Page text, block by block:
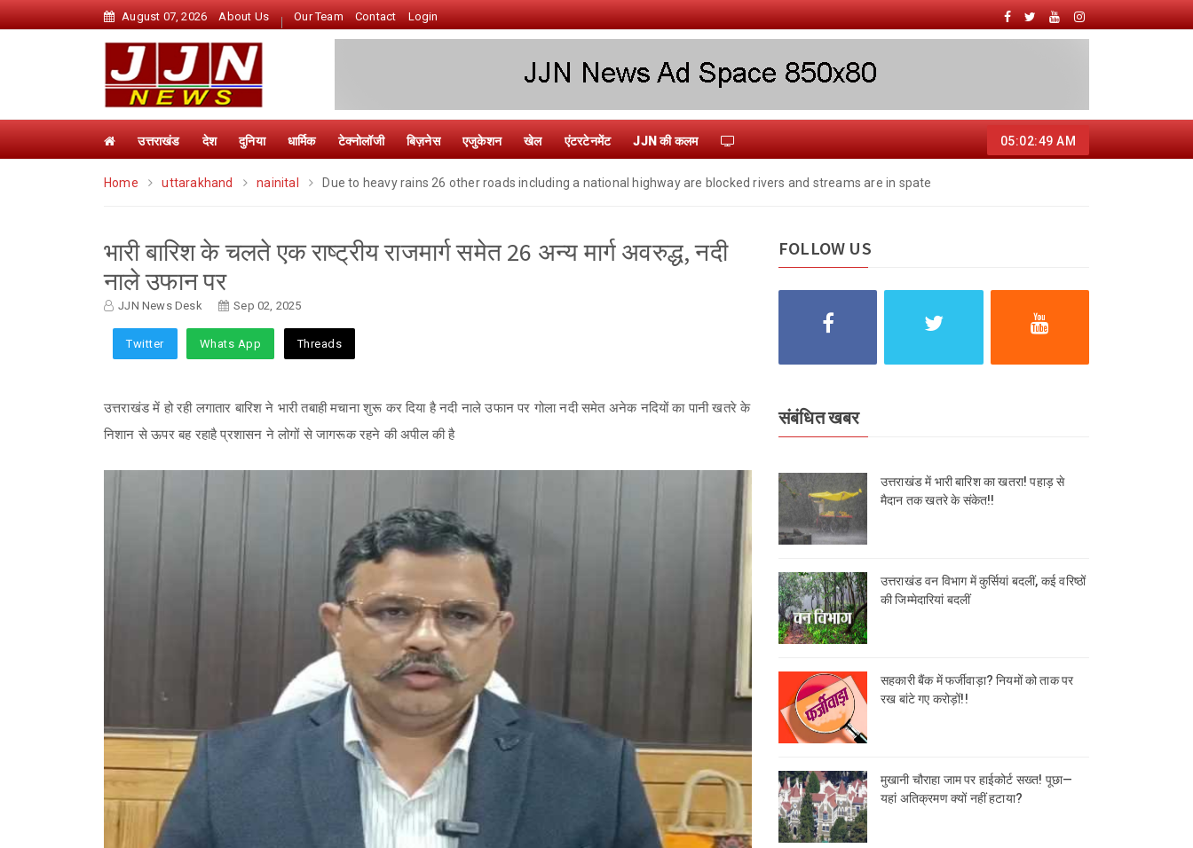
August 07, 2026 About Us Our Team Contact Login
उत्तराखंड देश दुनिया धार्मिक टेक्नोलॉजी बिज़नेस एजुकेशन खेल एंटरटेनमेंट JJN की कलम 05:02:50 AM
Home uttarakhand nainital Due to heavy rains 26 other roads including a national highway are blocked rivers and streams are in spate
भारी बारिश के चलते एक राष्ट्रीय राजमार्ग समेत 26 अन्य मार्ग अवरुद्ध, नदी
नाले उफान पर
JJN News Desk Sep 02, 2025
Twitter Whats App Threads
उत्तराखंड में हो रही लगातार बारिश ने भारी तबाही मचाना शुरू कर दिया है नदी नाले उफान पर गोला नदी समेत अनेक नदियों का पानी खतरे के
निशान से ऊपर बह रहाहै प्रशासन ने लोगों से जागरूक रहने की अपील की है
FOLLOW US
संबंधित खबर
उत्तराखंड में भारी बारिश का खतरा! पहाड़ से
मैदान तक खतरे के संकेत!!
उत्तराखंड वन विभाग में कुर्सियां बदलीं, कई वरिष्ठों
की जिम्मेदारियां बदलीं
सहकारी बैंक में फर्जीवाड़ा? नियमों को ताक पर
रख बांटे गए करोड़ों!!
मुखानी चौराहा जाम पर हाईकोर्ट सख्त! पूछा—
यहां अतिक्रमण क्यों नहीं हटाया?